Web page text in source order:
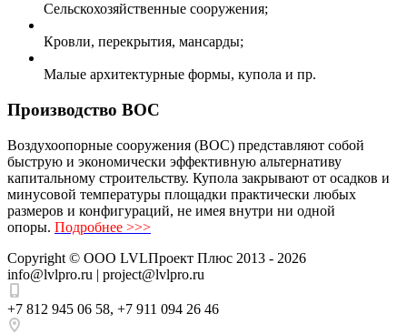
Сельскохозяйственные сооружения;
Кровли, перекрытия, мансарды;
Малые архитектурные формы, купола и пр.
Производство ВОС
Воздухоопорные сооружения (ВОС) представляют собой
быструю и экономически эффективную альтернативу
капитальному строительству. Купола закрывают от осадков и
минусовой температуры площадки практически любых
размеров и конфигураций, не имея внутри ни одной
опоры. Подробнее >>>
Copyright © ООО LVLПроект Плюс 2013 - 2026
info@lvlpro.ru | project@lvlpro.ru
+7 812 945 06 58, +7 911 094 26 46